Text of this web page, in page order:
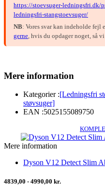
https://stoevsuger-
ledningsfri-stangstoevsuger/
NB: Vores svar kan indeholde
gerne , hvis du opdager noget, så
Mere information
Kategorier :[Ledningsfri
støvsuger]
EAN :5025155089750
Mere information
Dyson V12 Detect Slim
4839,00 - 4990,00 kr.